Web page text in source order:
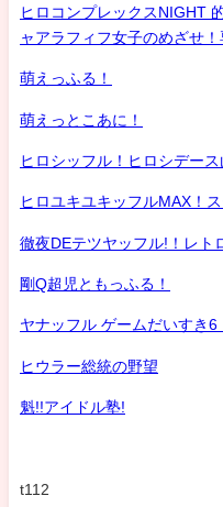
ヒロコンプレックスNIGHT
ャアラフィフ女子のめざせ
萌えっふる！
萌えっとこあに！
ヒロシッフル！ヒロシデー
ヒロユキユキッフルMAX！
徹夜DEテツヤッフル!！レト
剛Q超児ともっふる！
ヤナッフル ゲームだいすき6
ヒウラー総統の野望
魁!!アイドル塾!
t112